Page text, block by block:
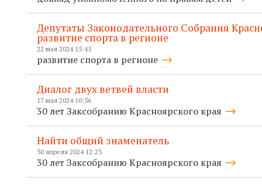
Депутаты Законодательного Собрания
развитие спорта в регионе
22 мая 2024 15:45
развитие спорта в регионе
Диалог двух ветвей власти
17 мая 2024 10:56
30 лет Заксобранию Красноярского края
Найти общий знаменатель
30 апреля 2024 12:23
30 лет Заксобранию Красноярского края